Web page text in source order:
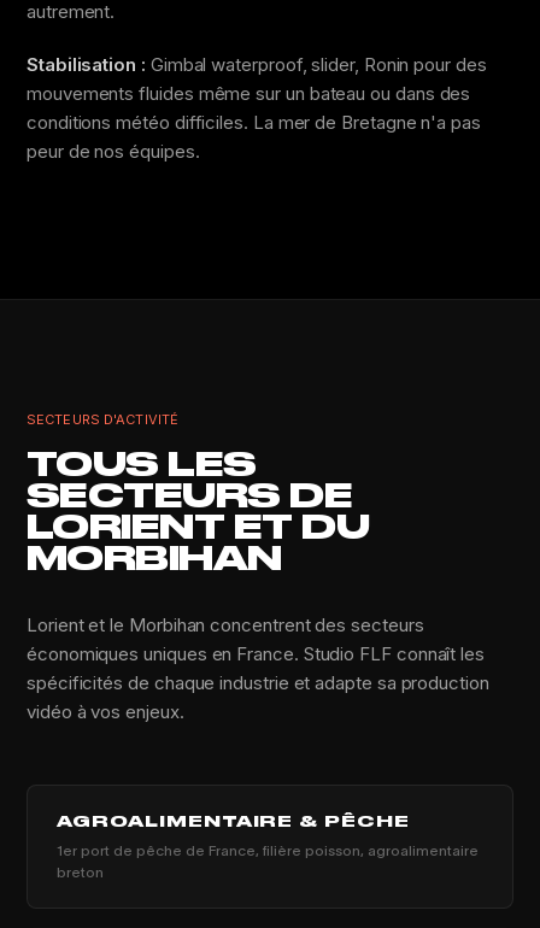
autrement.
Stabilisation : Gimbal waterproof, slider, Ronin pour des
mouvements fluides même sur un bateau ou dans des
conditions météo difficiles. La mer de Bretagne n'a pas
peur de nos équipes.
SECTEURS D'ACTIVITÉ
TOUS LES
SECTEURS DE
LORIENT ET DU
MORBIHAN
Lorient et le Morbihan concentrent des secteurs
économiques uniques en France. Studio FLF connaît les
spécificités de chaque industrie et adapte sa production
vidéo à vos enjeux.
AGROALIMENTAIRE & PÊCHE
1er port de pêche de France, filière poisson, agroalimentaire
breton